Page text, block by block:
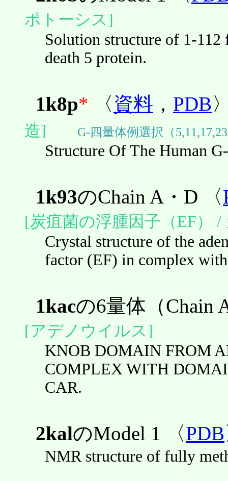
ポトーシス]
Solution structure of 1-
death 5 protein.
1k8p* 〈 資料 ， PDB
造] G-四量体例選択（
Structure Of The Human
1k93のChain A・D 〈
[炭疽菌の浮腫因子（EF）
Crystal structure of the
factor (EF) in complex
1kacの6量体（Chain
[アデノウイルス]
KNOB DOMAIN FROM
COMPLEX WITH
CAR.
2kalのModel 1 〈PDB
NMR structure of fully